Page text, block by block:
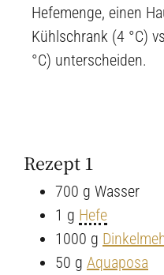
Hefemenge, einen
Kühlschrank (4 °C)
°C) unterscheiden.
Rezept 1
700 g Wasser
1 g Hefe
1000 g
50 g Aquaposa